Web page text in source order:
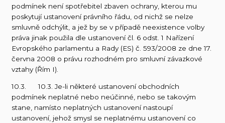
podmínek není spotřebitel zbaven ochrany, kterou mu
poskytují ustanovení právního řádu, od nichž se nelze
smluvně odchýlit, a jež by se v případě neexistence volby
práva jinak použila dle ustanovení čl. 6 odst. 1 Nařízení
Evropského parlamentu a Rady (ES) č. 593/2008 ze dne 17.
června 2008 o právu rozhodném pro smluvní závazkové
vztahy (Řím I).
10.3. 10.3. Je-li některé ustanovení obchodních
podmínek neplatné nebo neúčinné, nebo se takovým
stane, namísto neplatných ustanovení nastoupí
ustanovení, jehož smysl se neplatnému ustanovení co